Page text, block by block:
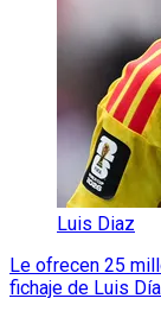
Luis Diaz
Le ofrecen 25
fichaje de Luis